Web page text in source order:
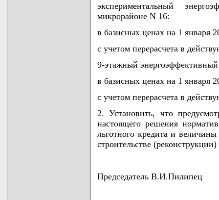
экспериментальный
микрорайоне N 16:
в базисных ценах на 1 января
с учетом перерасчета в
9-этажный
в базисных ценах на 1 января
с учетом перерасчета в
2. Установить, что
настоящего решения
льготного кредита и
строительстве
Председатель В.И.Пилипец